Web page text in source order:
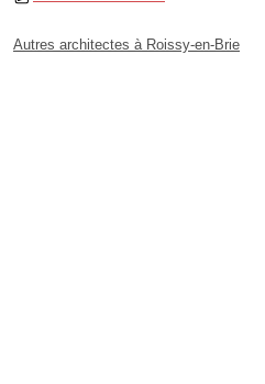
Autres architectes à Roissy-en-Brie